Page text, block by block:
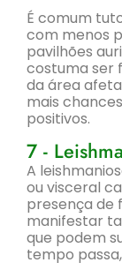
É comum
com menos
pavilhões
costuma ser
da área
mais
positivos.
7 -
A
ou visceral
presença de
manifestar
que podem
tempo